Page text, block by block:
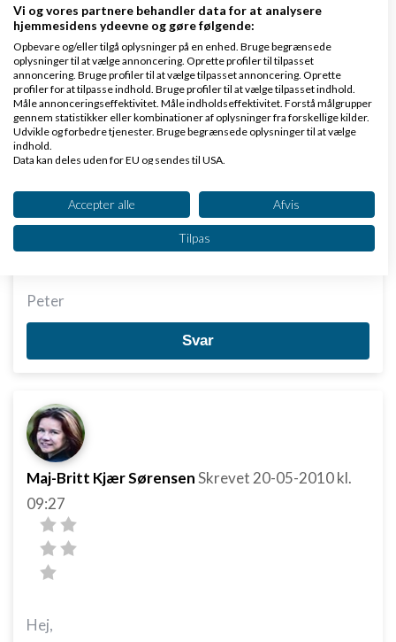
person
Jeg syntes det er en god idé og ser meget lovende
og spændende ud... Dog tænker jeg at helt undvære
programmør kommer i nok ikke til, for da jeg ville
der ikke stå jeres firma/sidenavn ? ;)
Peter
Svar
Maj-Britt Kjær SørensenSkrevet 20-05-2010kl.
09:27
Hej,
Vi og vores partnere behandler data for at analysere
hjemmesidens ydeevne og gøre følgende:
Opbevare og/eller tilgå oplysninger på en enhed. Bruge begrænsede
oplysninger til at vælge annoncering. Oprette profiler til tilpasset
annoncering. Bruge profiler til at vælge tilpasset annoncering. Oprette
profiler for at tilpasse indhold. Bruge profiler til at vælge tilpasset indhold.
Måle annonceringseffektivitet. Måle indholdseffektivitet. Forstå målgrupper
gennem statistikker eller kombinationer af oplysninger fra forskellige kilder.
Udvikle og forbedre tjenester. Bruge begrænsede oplysninger til at vælge
indhold.
Data kan deles uden for EU og sendes til USA.
Se partnerliste (2 IAB-leverandører)
Vi bruger dine data til følgende formål:
IAB's behandlingsformål:
Bruge begrænsede oplysninger til at vælge
Bruge profiler til at vælge tilpasset
annoncering
Oprette profiler for at tilpasse indhold
Bruge profiler til at vælge tilpasset indhold
Måle annonceringseffektivitet
Måle indholdseffektivitet
kombinationer af oplysninger fra forskellige
Accepter alle Afvis
Tilpas